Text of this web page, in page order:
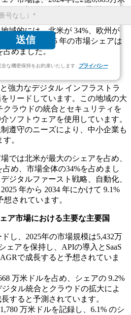
送信
な機密保持をお約束いたします. プライバシー
万米ドルに達すると予測されて
までに6億2,591万米ドルに拡大す
域的には、北米が 34%、欧州が
を占め、2025 年の市場シェアは
占めました。
強力なデジタル インフラストラ
リードしています。この地域の大
クラウドの統合とセキュリティを
ソフトウェアを使用しています。
遵守のニーズにより、中小企業も
。
では北米が最大のシェアを占め、
占め、市場全体の34%を占めまし
ジタルファースト戦略、自動化、
年から 2034 年にかけて 9.1%
されています。
ア市場における主要な主要国
し、2025年の市場規模は5,432万
ェアを保持し、APIの導入とSaaS
で成長すると予想されていま
万米ドルを占め、シェアの 9.2%
タル統合とクラウドの拡大によ
すると予測されています。
万米ドルを記録し、6.1% のシ